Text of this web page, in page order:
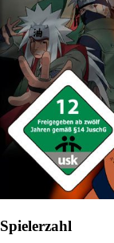
Spielerzahl